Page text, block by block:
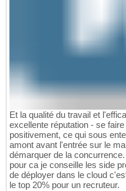
Et la qualité du travail et
excellente réputation - se
positivement, ce qui sous
amont avant l'entrée sur le
démarquer de la concurrence.
pour ca je conseille les side
de déployer dans le cloud
le top 20% pour un recruteur.